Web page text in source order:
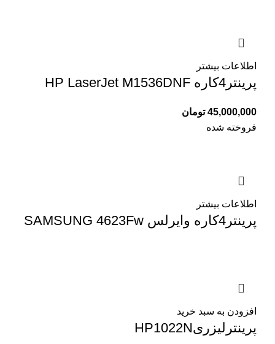
اطلاعات بیشتر
پرینتر4کاره HP LaserJet M1536DNF
45,000,000 تومان
فروخته شده
اطلاعات بیشتر
پرینتر4کاره وایرلس SAMSUNG 4623Fw
افزودن به سبد خرید
پرینترلیزریHP1022N